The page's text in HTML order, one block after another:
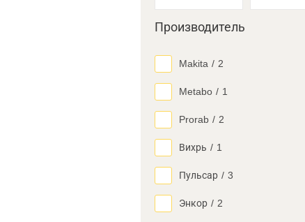
Производитель
Makita / 2
Metabo / 1
Prorab / 2
Вихрь / 1
Пульсар / 3
Энкор / 2